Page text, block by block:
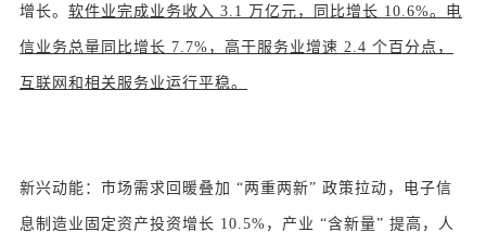
增长。 软件业完成业务收入 3.1 万亿元，同比增长 10.6%。电
信业务总量同比增长 7.7%，高于服务业增速 2.4 个百分点，
互联网和相关服务业运行平稳。
新兴动能：市场需求回暖叠加 “两重两新” 政策拉动，电子信
息制造业固定资产投资增长 10.5%，产业 “含新量” 提高，人